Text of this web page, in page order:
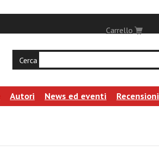
Carrello
Cerca
Autori News ed eventi Recensioni